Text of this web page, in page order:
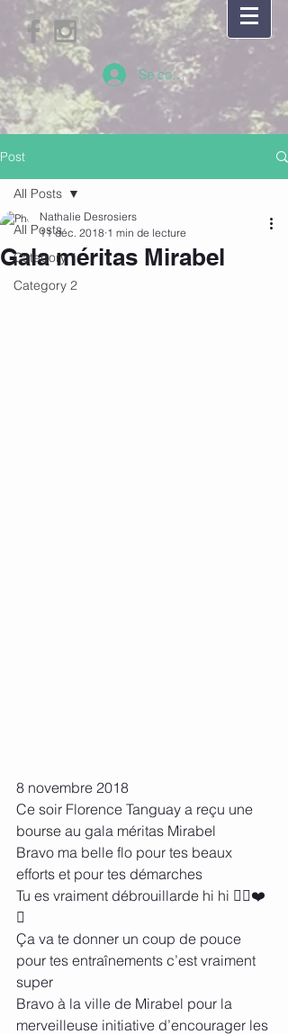
Se connecter
Post
All Posts
Category 1
Category 2
All Posts
Gala méritas Mirabel
Nathalie Desrosiers
11 déc. 2018 1 min de lecture
8 novembre 2018
Ce soir Florence Tanguay a reçu une
bourse au gala méritas Mirabel
Bravo ma belle flo pour tes beaux
efforts et pour tes démarches
Tu es vraiment débrouillarde hi hi 👌🏼❤️
🐴
Ça va te donner un coup de pouce
pour tes entraînements c’est vraiment
super
Bravo à la ville de Mirabel pour la
merveilleuse initiative d’encourager les